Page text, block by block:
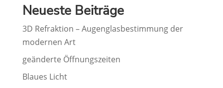
Neueste Beiträge
3D Refraktion – Augenglasbestimmung der
modernen Art
geänderte Öffnungszeiten
Blaues Licht